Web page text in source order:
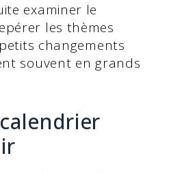
examiner le
les thèmes
changements
souvent en grands